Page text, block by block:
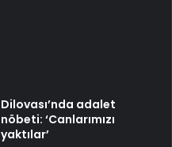
Dilovası’nda adalet
nöbeti: ‘Canlarımızı
yaktılar’